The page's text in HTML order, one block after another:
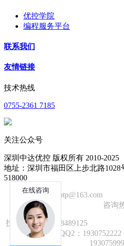
优控学院
编程服务平台
联系我们
友情链接
技术热线
0755-2361 7185
关注公众号
深圳中达优控 版权所有 2010-2025
地址：深圳市福田区上步北路1028
518000
技术邮箱：
1392 2586 咨询热线
技术手机：18928489125
技术QQ2：